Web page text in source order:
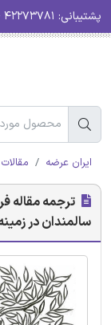
پشتیبانی:
ایران عرضه
ترجمه مقاله
سالمندان در